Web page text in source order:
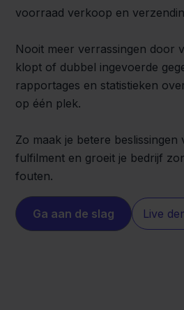
voorraad verkoop en
Nooit meer verrassingen door
klopt of dubbel ingevoerde
rapportages en statistieken
op één plek.
Zo maak je betere beslissingen
fulfilment en groeit je bedrijf
fouten.
Ga aan de slag Live